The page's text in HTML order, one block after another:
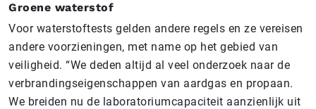
Groene waterstof
Voor waterstoftests gelden andere regels en ze vereisen
andere voorzieningen, met name op het gebied van
veiligheid. “We deden altijd al veel onderzoek naar de
verbrandingseigenschappen van aardgas en propaan.
We breiden nu de laboratoriumcapaciteit aanzienlijk uit